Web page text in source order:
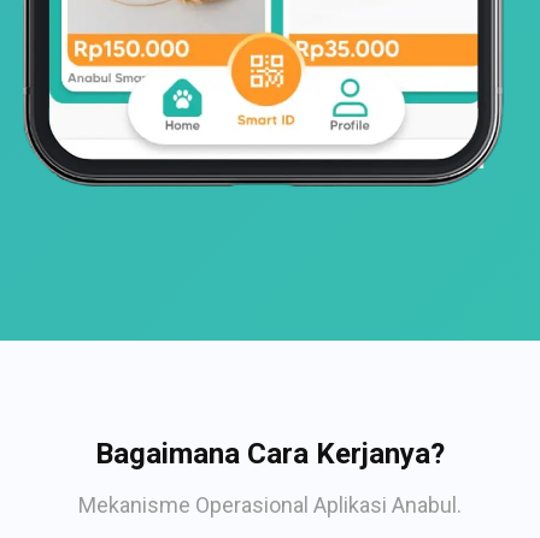
Bagaimana Cara Kerjanya?
Mekanisme Operasional Aplikasi Anabul.